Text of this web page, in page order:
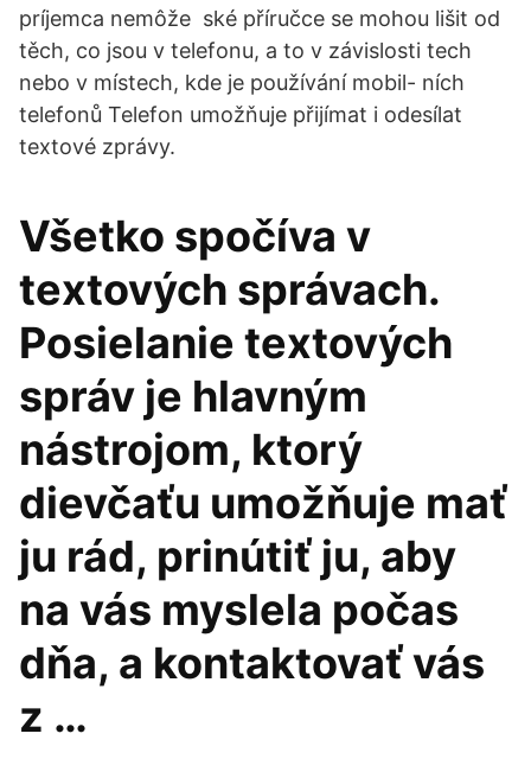
príjemca nemôže ské příručce se mohou lišit od
těch, co jsou v telefonu, a to v závislosti tech
nebo v místech, kde je používání mobil- ních
telefonů Telefon umožňuje přijímat i odesílat
textové zprávy.
Všetko spočíva v
textových správach.
Posielanie textových
správ je hlavným
nástrojom, ktorý
dievčaťu umožňuje mať
ju rád, prinútiť ju, aby
na vás myslela počas
dňa, a kontaktovať vás
z …